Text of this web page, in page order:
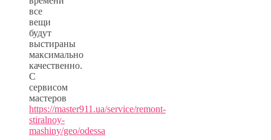
все
вещи
будут
выстираны
максимально
качественно.
С
сервисом
мастеров
https://master911.ua/service/remont-
stiralnoy-
mashiny/geo/odessa